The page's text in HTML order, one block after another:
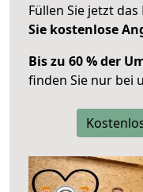
Füllen Sie jetzt
Sie kostenlose
Bis zu 60 % der
finden Sie nur bei